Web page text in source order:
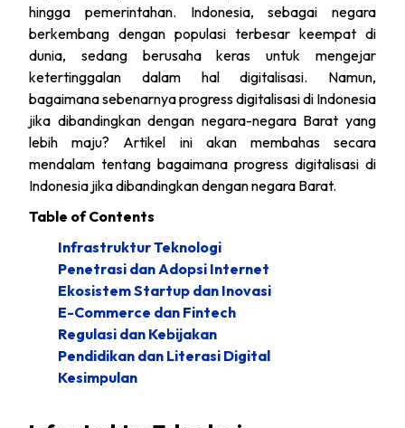
hingga pemerintahan. Indonesia, sebagai negara
berkembang dengan populasi terbesar keempat di
dunia, sedang berusaha keras untuk mengejar
ketertinggalan dalam hal digitalisasi. Namun,
bagaimana sebenarnya progress digitalisasi di Indonesia
jika dibandingkan dengan negara-negara Barat yang
lebih maju? Artikel ini akan membahas secara
mendalam tentang bagaimana progress digitalisasi di
Indonesia jika dibandingkan dengan negara Barat.
Table of Contents
Infrastruktur Teknologi
Penetrasi dan Adopsi Internet
Ekosistem Startup dan Inovasi
E-Commerce dan Fintech
Regulasi dan Kebijakan
Pendidikan dan Literasi Digital
Kesimpulan